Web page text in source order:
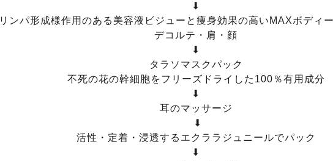
⬇
リンパ形成様作用のある美容液ビジューと痩身効果の高いMAXボディ
デコルテ・肩・顔
⬇
タラソマスクパック
不死の花の幹細胞をフリーズドライした100％有用成分
⬇
耳のマッサージ
⬇
活性・定着・浸透するエクララジュニールでパック
⬇